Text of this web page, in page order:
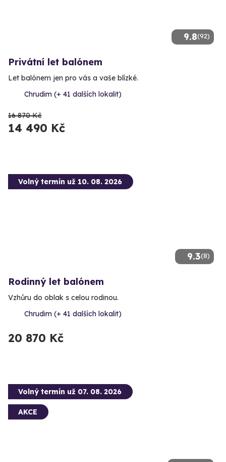
9.8(92)
Privátní let balónem
Let balónem jen pro vás a vaše blízké.
Chrudim (+ 41 dalších lokalit)
16 870 Kč
14 490 Kč
9.3(8)
Volný termín už 10. 08. 2026
Rodinný let balónem
Vzhůru do oblak s celou rodinou.
Chrudim (+ 41 dalších lokalit)
20 870 Kč
Volný termín už 07. 08. 2026
AKCE